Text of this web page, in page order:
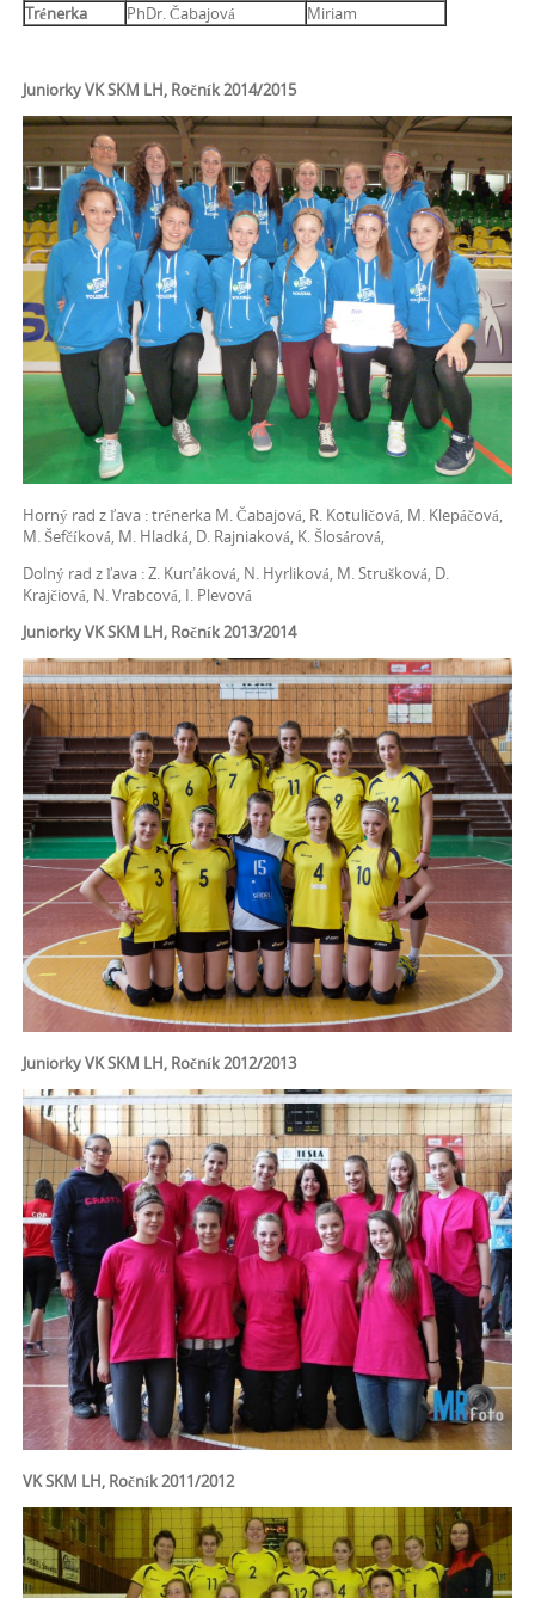
Trénerka
PhDr. Čabajová Miriam
Juniorky VK SKM LH, Ročník 2014/2015
Horný rad z ľava : trénerka M. Čabajová, R. Kotuličová, M. Klepáčová,
M. Šefčíková, M. Hladká, D. Rajniaková, K. Šlosárová,
Dolný rad z ľava : Z. Kurťáková, N. Hyrliková, M. Strušková, D.
Krajčiová, N. Vrabcová, I. Plevová
Juniorky VK SKM LH, Ročník 2013/2014
Juniorky VK SKM LH, Ročník 2012/2013
VK SKM LH, Ročník 2011/2012